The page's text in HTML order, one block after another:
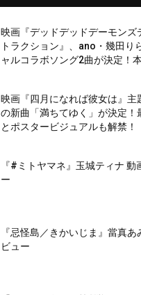
映画『デッドデッドデーモンズ
トラクション』、ano・幾田り
ャルコラボソング2曲が決定！
映画『四月になれば彼女は』主
の新曲「満ちてゆく」が決定！
とポスタービジュアルも解禁！
『#ミトヤマネ』玉城ティナ 動
ー
『忌怪島／きかいじま』當真あ
ビュー